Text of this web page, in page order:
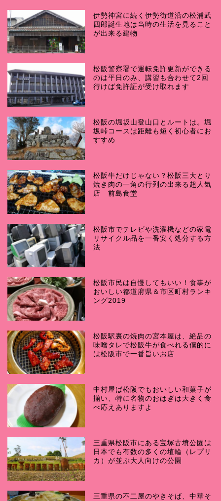
伊勢神宮に続く伊勢街道沿の松浦武
四郎誕生地は当時の生活を見ること
が出来る建物
松阪警察署で運転免許更新ができる
のは平日のみ、講習も合わせて2回
行けば免許証が受け取れます
松阪の堀坂山登山口とルートは。堀
坂峠コースは距離も短く初心者にお
すすめ
松阪牛だけじゃない？松阪三大とり
焼き肉の一角の行列の出来る超人気
店 前島食堂
松阪市でテレビや洗濯機などの家電
リサイクル品を一番安く処分する方
法
松阪市民は自慢してもいい！食事が
おいしい都道府県＆市区町村ランキ
ング2019
松阪駅裏の焼肉の宮本屋は、絶品の
味噌タレで松阪牛が食べれる僕的に
は松阪市で一番旨いお店
中村屋ば松阪でもおいしい和菓子が
揃い、特に名物のおはぎは大きく食
べ応えありますよ
三重県松阪市にある宝塚古墳公園は
日本でも有数の多くの埴輪（レプリ
カ）が並ぶ大人向けの公園
三重県の不二屋のやきそば、中華そ